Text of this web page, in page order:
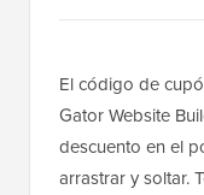
El código de
Gator Website
descuento en el
arrastrar y soltar.